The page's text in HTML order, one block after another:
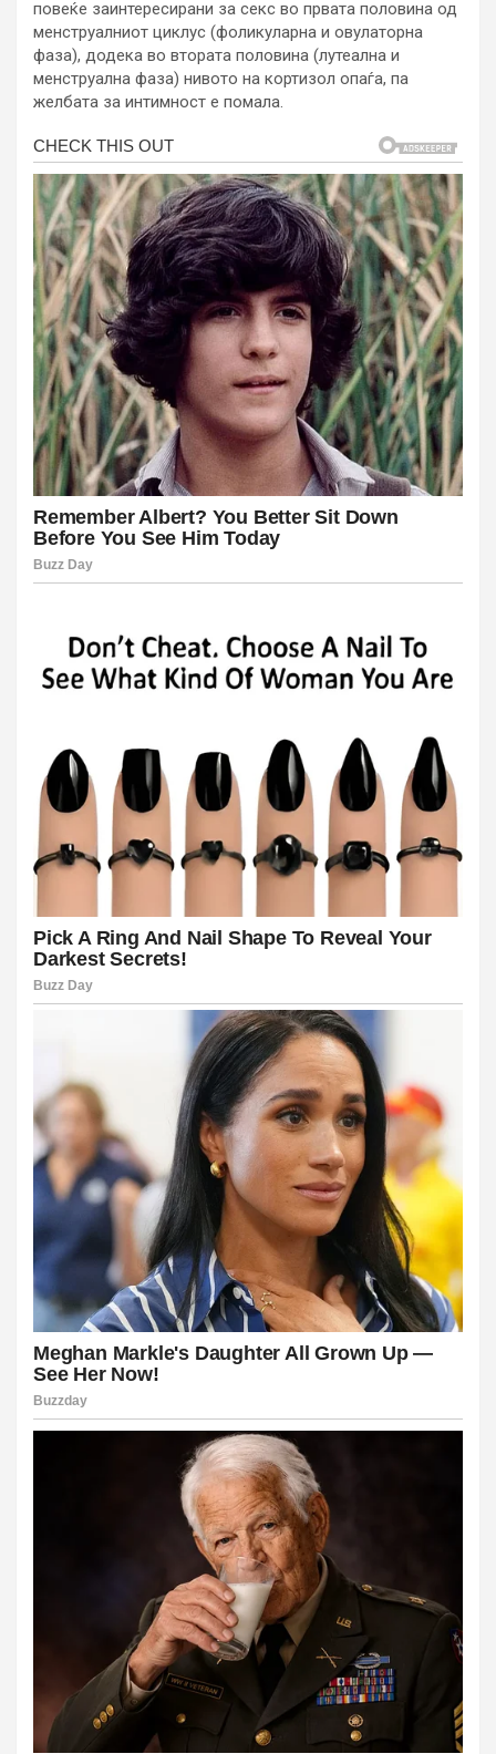
повеќе заинтересирани за секс во првата половина од
менструалниот циклус (фоликуларна и овулаторна
фаза), додека во втората половина (лутеална и
менструална фаза) нивото на кортизол опаѓа, па
желбата за интимност е помала.